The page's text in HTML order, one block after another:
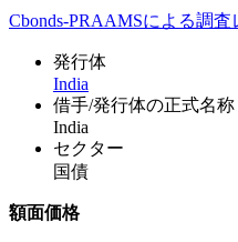
Cbonds-PRAAMSによる調査
発行体
India
借手/発行体の正式名称
India
セクター
国債
額面価格